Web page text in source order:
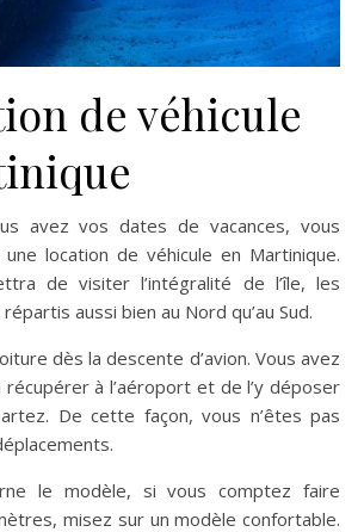
de véhicule
avez vos dates de vacances, vous
location de véhicule en Martinique.
de visiter l’intégralité de l’île, les
aussi bien au Nord qu’au Sud.
dès la descente d’avion. Vous avez
à l’aéroport et de l’y déposer
De cette façon, vous n’êtes pas
le modèle, si vous comptez faire
misez sur un modèle confortable.